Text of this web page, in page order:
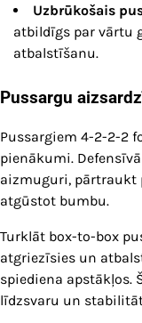
Uzbrūkošais
atbildīgs par vārtu
atbalstīšanu.
Pussargu
Pussargiem 4-2-2-2
pienākumi.
aizmuguri, pārtraukt
atgūstot bumbu.
Turklāt box-to-box
atgriezīsies un
spiediena apstākļos.
līdzsvaru un